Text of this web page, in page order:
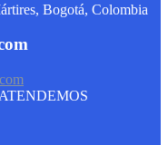
Bogotá, Colombia